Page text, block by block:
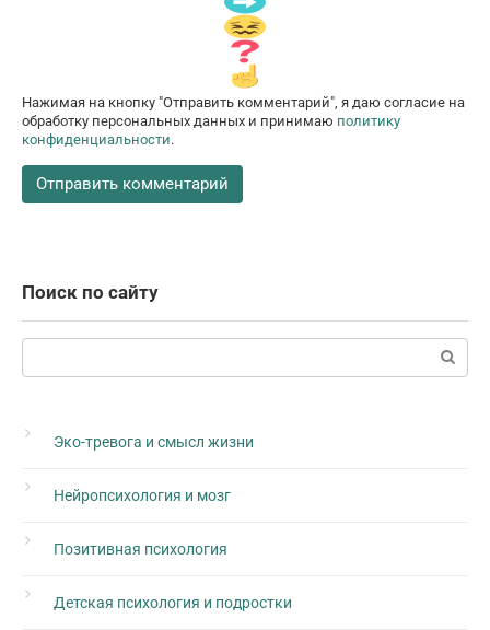
Нажимая на кнопку "Отправить комментарий", я даю согласие на
обработку персональных данных и принимаю политику
конфиденциальности.
Поиск по сайту
Поиск:
Эко-тревога и смысл жизни
Нейропсихология и мозг
Позитивная психология
Детская психология и подростки